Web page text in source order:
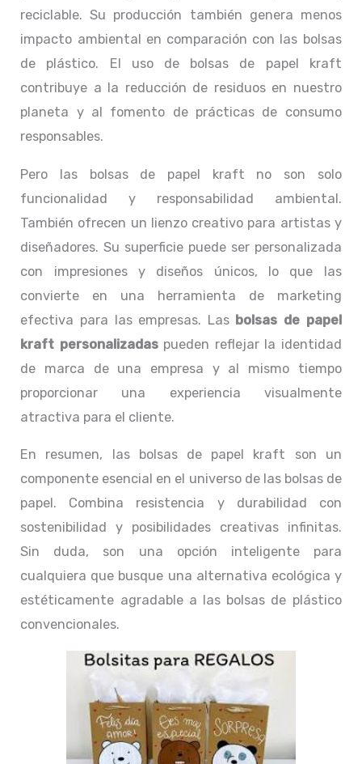
reciclable. Su producción también genera menos
impacto ambiental en comparación con las bolsas
de plástico. El uso de bolsas de papel kraft
contribuye a la reducción de residuos en nuestro
planeta y al fomento de prácticas de consumo
responsables.
Pero las bolsas de papel kraft no son solo
funcionalidad y responsabilidad ambiental.
También ofrecen un lienzo creativo para artistas y
diseñadores. Su superficie puede ser personalizada
con impresiones y diseños únicos, lo que las
convierte en una herramienta de marketing
efectiva para las empresas. Las bolsas de papel
kraft personalizadaspueden reflejar la identidad
de marca de una empresa y al mismo tiempo
proporcionar una experiencia visualmente
atractiva para el cliente.
En resumen, las bolsas de papel kraft son un
componente esencial en el universo de las bolsas de
papel. Combina resistencia y durabilidad con
sostenibilidad y posibilidades creativas infinitas.
Sin duda, son una opción inteligente para
cualquiera que busque una alternativa ecológica y
estéticamente agradable a las bolsas de plástico
convencionales.